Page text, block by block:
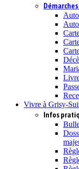
Vivre à Grisy-
Infos